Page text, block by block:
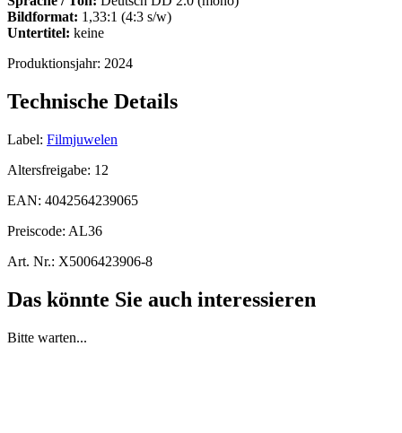
Bildformat: 1,33:1 (4:3 s/w)
Untertitel: keine
Produktionsjahr: 2024
Technische Details
Label: Filmjuwelen
Altersfreigabe: 12
EAN: 4042564239065
Preiscode: AL36
Art. Nr.: X5006423906-8
Das könnte Sie auch interessieren
Bitte warten...